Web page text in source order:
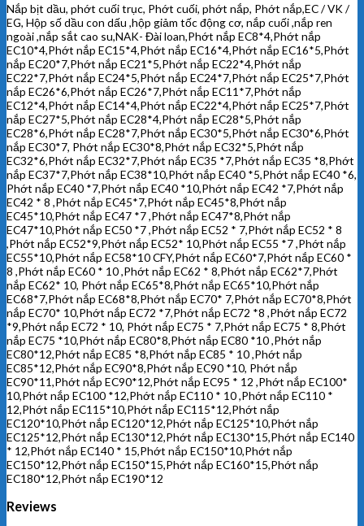
Nắp bịt dầu, phớt cuối trục, Phớt cuối, phớt nắp, Phớt nắp,EC / VK /
EG, Hộp số dầu con dấu ,hộp giảm tốc động cơ, nắp cuối ,nắp ren
ngoài ,nắp sắt cao su,NAK- Đài loan,Phớt nắp EC8*4,Phớt nắp
EC10*4,Phớt nắp EC15*4,Phớt nắp EC16*4,Phớt nắp EC16*5,Phớt
nắp EC20*7,Phớt nắp EC21*5,Phớt nắp EC22*4,Phớt nắp
EC22*7,Phớt nắp EC24*5,Phớt nắp EC24*7,Phớt nắp EC25*7,Phớt
nắp EC26*6,Phớt nắp EC26*7,Phớt nắp EC11*7,Phớt nắp
EC12*4,Phớt nắp EC14*4,Phớt nắp EC22*4,Phớt nắp EC25*7,Phớt
nắp EC27*5,Phớt nắp EC28*4,Phớt nắp EC28*5,Phớt nắp
EC28*6,Phớt nắp EC28*7,Phớt nắp EC30*5,Phớt nắp EC30*6,Phớt
nắp EC30*7, Phớt nắp EC30*8,Phớt nắp EC32*5,Phớt nắp
EC32*6,Phớt nắp EC32*7,Phớt nắp EC35 *7,Phớt nắp EC35 *8,Phớt
nắp EC37*7,Phớt nắp EC38*10,Phớt nắp EC40 *5,Phớt nắp EC40 *6,
Phớt nắp EC40 *7,Phớt nắp EC40 *10,Phớt nắp EC42 *7,Phớt nắp
EC42 * 8 ,Phớt nắp EC45*7,Phớt nắp EC45*8,Phớt nắp
EC45*10,Phớt nắp EC47 *7 ,Phớt nắp EC47*8,Phớt nắp
EC47*10,Phớt nắp EC50 *7 ,Phớt nắp EC52 * 7,Phớt nắp EC52 * 8
,Phớt nắp EC52*9,Phớt nắp EC52* 10,Phớt nắp EC55 *7 ,Phớt nắp
EC55*10,Phớt nắp EC58*10 CFY,Phớt nắp EC60*7,Phớt nắp EC60 *
8 ,Phớt nắp EC60 * 10 ,Phớt nắp EC62 * 8,Phớt nắp EC62*7,Phớt
nắp EC62* 10, Phớt nắp EC65*8,Phớt nắp EC65*10,Phớt nắp
EC68*7,Phớt nắp EC68*8,Phớt nắp EC70* 7,Phớt nắp EC70*8,Phớt
nắp EC70* 10,Phớt nắp EC72 *7,Phớt nắp EC72 *8 ,Phớt nắp EC72
*9,Phớt nắp EC72 * 10, Phớt nắp EC75 * 7,Phớt nắp EC75 * 8,Phớt
nắp EC75 *10,Phớt nắp EC80*8,Phớt nắp EC80 *10 ,Phớt nắp
EC80*12,Phớt nắp EC85 *8,Phớt nắp EC85 * 10 ,Phớt nắp
EC85*12,Phớt nắp EC90*8,Phớt nắp EC90 *10, Phớt nắp
EC90*11,Phớt nắp EC90*12,Phớt nắp EC95 * 12 ,Phớt nắp EC100*
10,Phớt nắp EC100 *12,Phớt nắp EC110 * 10 ,Phớt nắp EC110 *
12,Phớt nắp EC115*10,Phớt nắp EC115*12,Phớt nắp
EC120*10,Phớt nắp EC120*12,Phớt nắp EC125*10,Phớt nắp
EC125*12,Phớt nắp EC130*12,Phớt nắp EC130*15,Phớt nắp EC140
* 12,Phớt nắp EC140 * 15,Phớt nắp EC150*10,Phớt nắp
EC150*12,Phớt nắp EC150*15,Phớt nắp EC160*15,Phớt nắp
EC180*12,Phớt nắp EC190*12
Reviews